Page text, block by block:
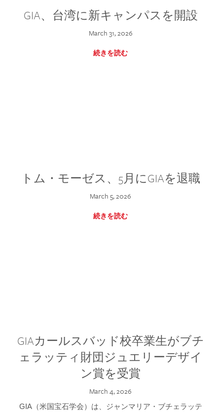
GIA、台湾に新キャンパスを開設
March 31, 2026
続きを読む
トム・モーゼス、5月にGIAを退職
March 5, 2026
続きを読む
GIAカールスバッド校卒業生がブチ
ェラッティ財団ジュエリーデザイ
ン賞を受賞
March 4, 2026
GIA（米国宝石学会）は、ジャンマリア・ブチェラッテ